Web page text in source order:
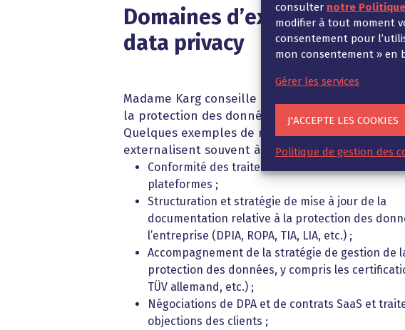
consulter notre
modifier à tout moment
consentement pour
mon consentement » en
Gérer les services
J'ACCEPTE LES COOKIES
Politique de gestion des
Domaines d’expertise de
data privacy
Madame Karg conseille les entreprises sur les
la protection des données dans toute leur
Quelques exemples de missions que les
externalisent souvent à l’expertise d’avocat :
Conformité des traitements de données liés aux
plateformes ;
Structuration et stratégie de mise à jour de la
documentation relative à la protection des
l’entreprise (DPIA, ROPA, TIA, LIA, etc.) ;
Accompagnement de la stratégie de gestion de
protection des données, y compris les
TÜV allemand, etc.) ;
Négociations de DPA et de contrats SaaS et
objections des clients ;